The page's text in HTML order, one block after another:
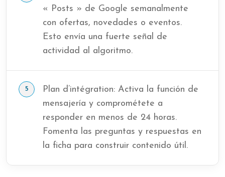
« Posts » de Google semanalmente
con ofertas, novedades o eventos.
Esto envía una fuerte señal de
actividad al algoritmo.
Plan d’intégration: Activa la función de
mensajería y comprométete a
responder en menos de 24 horas.
Fomenta las preguntas y respuestas en
la ficha para construir contenido útil.